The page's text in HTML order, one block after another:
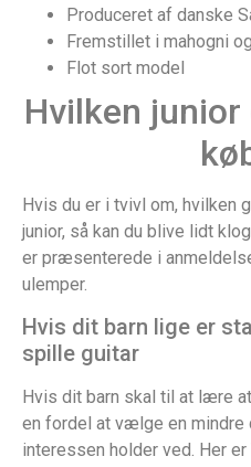
Produceret af danske
Fremstillet i mahogni
Flot sort model
Hvilken
Hvis du er i tvivl om, hvilken
junior, så kan du blive lidt
er præsenterede i
ulemper.
Hvis dit barn lige er
spille guitar
Hvis dit barn skal til at lære
en fordel at vælge en mindre
interessen holder ved. Her